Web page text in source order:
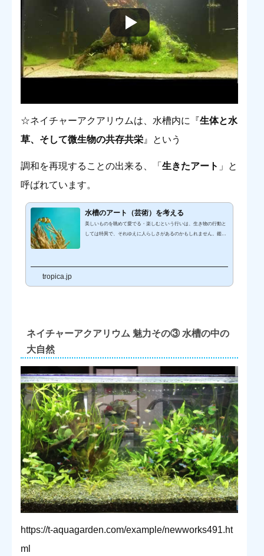
☆ネイチャーアクアリウムは、水槽内に『生体と水
草、そして微生物の共存共栄 』という
調和を再現することの出来る、「 生きたアート 」と
呼ばれています。
水槽のアート（芸術）を考える
美しいものを眺めて愛でる・楽しむという行いは、生き物の行動と
しては特異で、それゆえに人らしさがあるのかもしれません。鑑賞
tropica.jp
ネイチャーアクアリウム 魅力その③ 水槽の中の
大自然
https://t-aquagarden.com/example/newworks491.ht
ml